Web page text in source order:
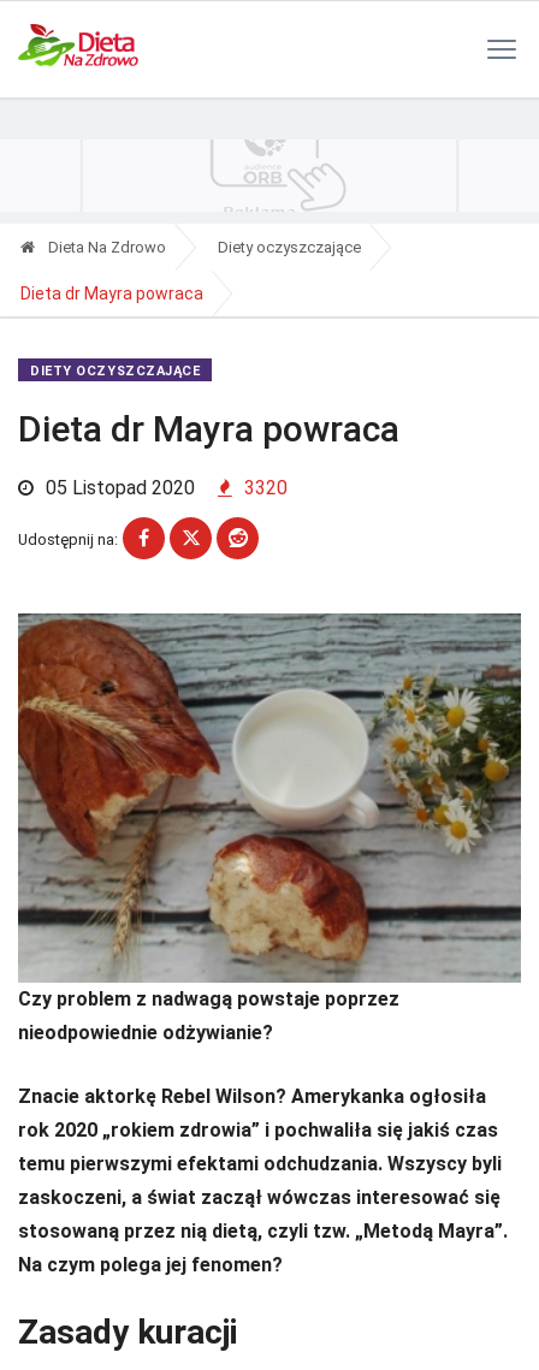
Dieta Na Zdrowo Diety oczyszczające
Dieta dr Mayra powraca
DIETY OCZYSZCZAJĄCE
Dieta dr Mayra powraca
05 Listopad 2020 3320
Udostępnij na:
Czy problem z nadwagą powstaje poprzez
nieodpowiednie odżywianie?
Znacie aktorkę Rebel Wilson? Amerykanka ogłosiła
rok 2020 „rokiem zdrowia” i pochwaliła się jakiś czas
temu pierwszymi efektami odchudzania. Wszyscy byli
zaskoczeni, a świat zaczął wówczas interesować się
stosowaną przez nią dietą, czyli tzw. „Metodą Mayra”.
Na czym polega jej fenomen?
Zasady kuracji